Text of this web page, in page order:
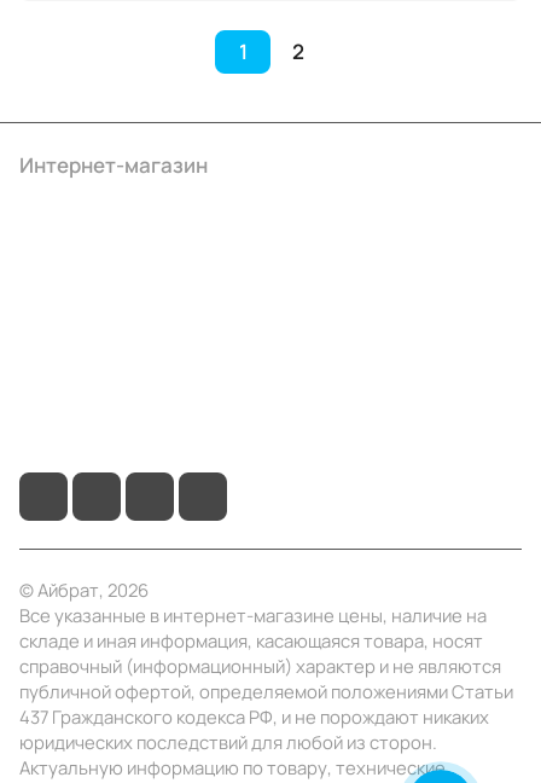
1 2
Интернет-магазин
© Айбрат, 2026
Все указанные в интернет-магазине цены, наличие на
складе и иная информация, касающаяся товара, носят
справочный (информационный) характер и не являются
публичной офертой, определяемой положениями Статьи
437 Гражданского кодекса РФ, и не порождают никаких
юридических последствий для любой из сторон.
Актуальную информацию по товару, технические